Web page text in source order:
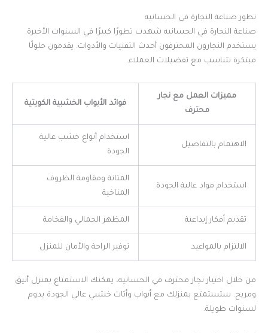
تطور صناعة النجارة في الحسانيه
صناعة النجارة في الحسانيه شهدت تطورًا كبيرًا في السنوات الأخيرة.
يستخدم النجارون المحترفون أحدث التقنيات والأدوات. يقدمون حلولًا
مبتكرة تتناسب مع تفضيلات العملاء.
مميزات العمل مع نجار
محترف
فوائد الأبواب الخشبية الكويتية
الاهتمام بالتفاصيل
استخدام أنواع خشب عالية
الجودة
استخدام مواد عالية الجودة
المتانة ومقاومة الظروف
المناخية
تقديم أفكار إبداعية المظهر الجمالي والفخامة
الالتزام بالمواعيد توفير الراحة والأمان للمنزل
من خلال اختيار نجار محترف في الحسانيه، يمكنك الاستمتاع بمنزل أنيق
ومريح. ستستمتع بمنزلك مع أبواب وأثاث خشبي عالي الجودة يدوم
لسنوات طويلة.